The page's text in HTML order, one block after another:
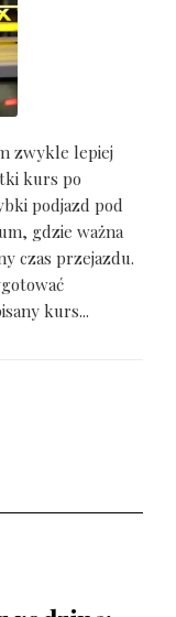
zwykle lepiej
kurs po
podjazd pod
gdzie ważna
czas przejazdu.
kurs...